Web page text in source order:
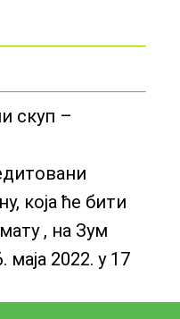
скуп –
која ће бити
, на Зум
2022. у 17